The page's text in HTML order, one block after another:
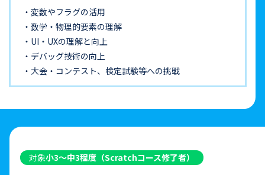
変数やフラグの活用
数学・物理的要素の理解
UI・UXの理解と向上
デバッグ技術の向上
大会・コンテスト、検定試験等への挑戦
対象小3〜中3程度（Scratchコース修了者）